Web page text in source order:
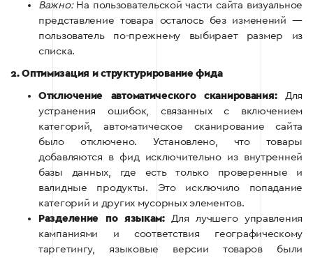
Важно:На пользовательской части сайта визуальное
представление товара осталось без изменений —
пользователь по-прежнему выбирает размер из
списка.
2. Оптимизация и структурирование фида
Отключение автоматического сканирования:Для
устранения ошибок, связанных с включением
категорий, автоматическое сканирование сайта
было отключено. Установлено, что товары
добавляются в фид исключительно из внутренней
базы данных, где есть только проверенные и
валидные продукты. Это исключило попадание
категорий и других мусорных элементов.
Разделение по языкам:Для лучшего управления
кампаниями и соответствия географическому
таргетингу, языковые версии товаров были